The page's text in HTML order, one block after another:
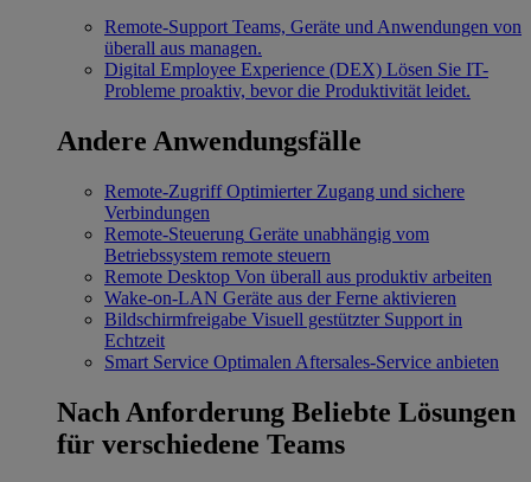
Remote-Support Teams, Geräte und Anwendungen von
überall aus managen.
Digital Employee Experience (DEX) Lösen Sie IT-
Probleme proaktiv, bevor die Produktivität leidet.
Andere Anwendungsfälle
Remote-Zugriff Optimierter Zugang und sichere
Verbindungen
Remote-Steuerung Geräte unabhängig vom
Betriebssystem remote steuern
Remote Desktop Von überall aus produktiv arbeiten
Wake-on-LAN Geräte aus der Ferne aktivieren
Bildschirmfreigabe Visuell gestützter Support in
Echtzeit
Smart Service Optimalen Aftersales-Service anbieten
Nach Anforderung Beliebte Lösungen
für verschiedene Teams